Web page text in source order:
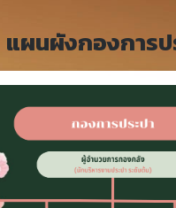
แผนผังกองการป